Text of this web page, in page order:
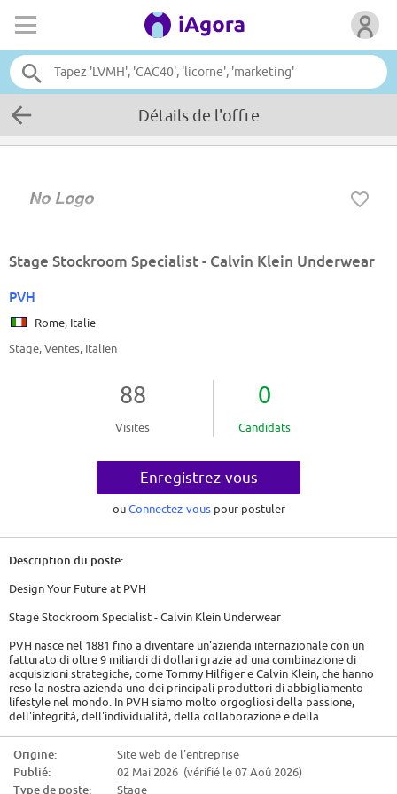
Détails de l'offre
Stage Stockroom Specialist - Calvin Klein Underwear
PVH
Rome, Italie
Stage, Ventes, Italien
88
Visites
0
Candidats
Enregistrez-vous
ouConnectez-vous pour postuler
Description du poste:
Design Your Future at PVH
Stage Stockroom Specialist - Calvin Klein Underwear
PVH nasce nel 1881 fino a diventare un'azienda internazionale con un
fatturato di oltre 9 miliardi di dollari grazie ad una combinazione di
acquisizioni strategiche, come Tommy Hilfiger e Calvin Klein, che hanno
reso la nostra azienda uno dei principali produttori di abbigliamento
lifestyle nel mondo. In PVH siamo molto orgogliosi della passione,
dell'integrità, dell'individualità, della collaborazione e della
grande e crediamo che investire nei nostri talenti ci permetterà di
continuare a far crescere il nostro business. RUOLO Lo Stage prevede
una formazione nel ruolo di Stock Room Associate che ha il compito di
Origine:
Site web de l'entreprise
Publié:
02 Mai 2026 (vérifié le 07 Aoû 2026)
Type de poste:
Stage